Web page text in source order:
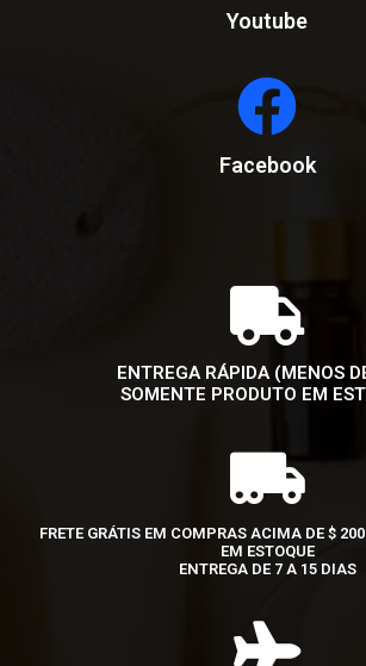
Youtube
Facebook
ENTREGA RÁPIDA (MENOS
SOMENTE PRODUTO EM
FRETE GRÁTIS EM COMPRAS ACIMA DE $
EM ESTOQUE
ENTREGA DE 7 A 15 DIAS